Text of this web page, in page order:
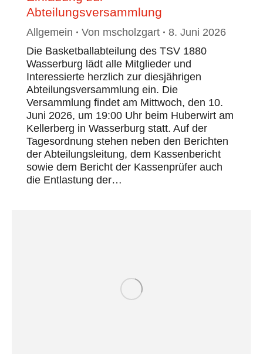
Abteilungsversammlung
Allgemein Von mscholzgart
8. Juni 2026
Die Basketballabteilung des TSV 1880
Wasserburg lädt alle Mitglieder und
Interessierte herzlich zur diesjährigen
Abteilungsversammlung ein. Die
Versammlung findet am Mittwoch, den 10.
Juni 2026, um 19:00 Uhr beim Huberwirt am
Kellerberg in Wasserburg statt. Auf der
Tagesordnung stehen neben den Berichten
der Abteilungsleitung, dem Kassenbericht
sowie dem Bericht der Kassenprüfer auch
die Entlastung der…